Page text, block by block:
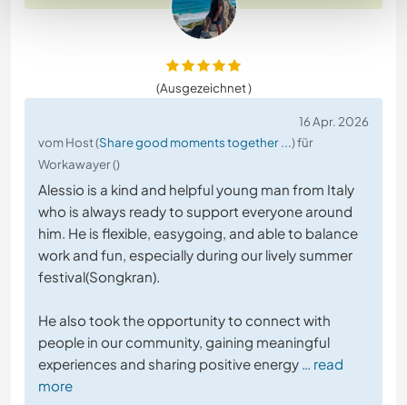
(Ausgezeichnet )
16 Apr. 2026
vom Host (Share good moments together ...) für
Workawayer ()
Alessio is a kind and helpful young man from Italy
who is always ready to support everyone around
him. He is flexible, easygoing, and able to balance
work and fun, especially during our lively summer
festival(Songkran).
He also took the opportunity to connect with
people in our community, gaining meaningful
experiences and sharing positive energy
… read
more